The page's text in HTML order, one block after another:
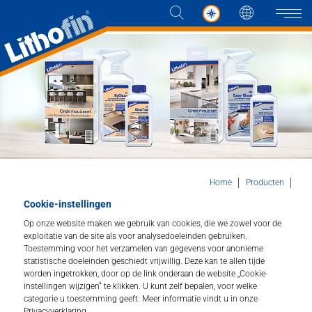
Cookie-instellingen
Op onze website maken we gebruik van cookies, die we zowel voor de
exploitatie van de site als voor analysedoeleinden gebruiken.
Toestemming voor het verzamelen van gegevens voor anonieme
statistische doeleinden geschiedt vrijwillig. Deze kan te allen tijde
worden ingetrokken, door op de link onderaan de website „Cookie-
instellingen wijzigen“ te klikken. U kunt zelf bepalen, voor welke
categorie u toestemming geeft. Meer informatie vindt u in onze
Taal
Producten
Oplossingen
Contact
VERKOOPPUNTEN
Home
Producten
Onderhoudssets voor
natuursteen, keuken en keramiek.
De onderhoudssets van Lithofin bevatten producten die